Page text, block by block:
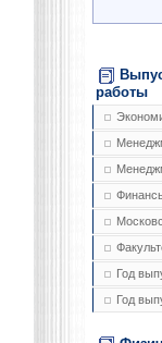
работы
Год
Год